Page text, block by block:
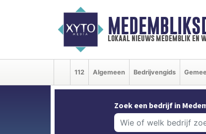
lokaal nieuws medemblik en
112 Algemeen Bedrijvengids
Zoek een bedrijf in